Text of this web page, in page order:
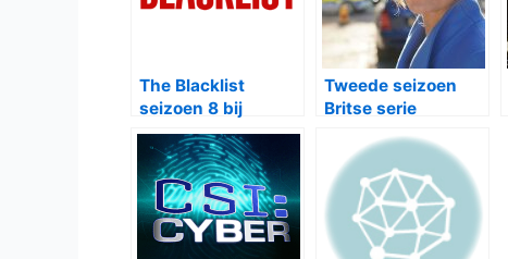
The Blacklist
seizoen 8 bij
Videoland
Tweede seizoen
Britse serie
één